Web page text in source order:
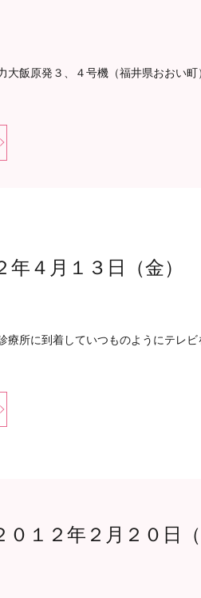
大飯原発３、４号機（福井県おおい
年４月１３日（金
療所に到着していつものようにテレ
０１２年２月２０日